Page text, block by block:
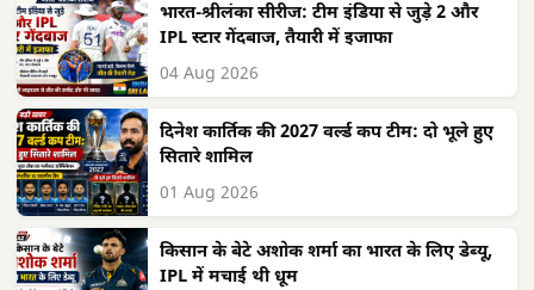
भारत-श्रीलंका सीरीज: टीम इंडिया से जुड़े 2 और
IPL स्टार गेंदबाज, तैयारी में इजाफा
04 Aug 2026
दिनेश कार्तिक की 2027 वर्ल्ड कप टीम: दो भूले हुए
सितारे शामिल
01 Aug 2026
किसान के बेटे अशोक शर्मा का भारत के लिए डेब्यू,
IPL में मचाई थी धूम